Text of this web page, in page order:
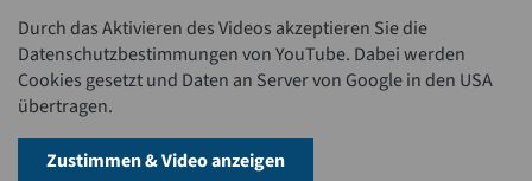
Durch das Aktivieren des Videos akzeptieren Sie die
Datenschutzbestimmungen von YouTube. Dabei werden
Cookies gesetzt und Daten an Server von Google in den USA
übertragen.
Zustimmen & Video anzeigen